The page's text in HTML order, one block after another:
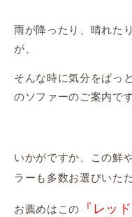
雨が降ったり、晴れた
が、
そんな時に気分をぱっ
のソファーのご案内です
いかがですか、この鮮
ラーも多数お選びいた
お薦めはこの 『レッド